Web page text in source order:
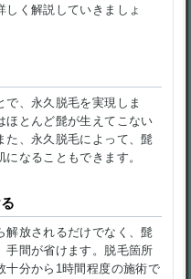
く解説していきましょ
、永久脱毛を実現しま
ほとんど髭が生えてこない
た、永久脱毛によって、髭
なることもできます。
解放されるだけでなく、髭
手間が省けます。脱毛箇所
十分から1時間程度の施術で